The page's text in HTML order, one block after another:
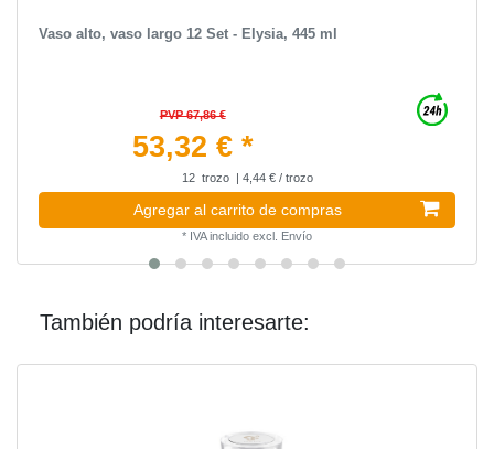
Vaso alto, vaso largo 12 Set - Elysia, 445 ml
PVP 67,86 €
53,32 € *
12 trozo | 4,44 € / trozo
Agregar al carrito de compras
* IVA incluido excl. Envío
También podría interesarte: